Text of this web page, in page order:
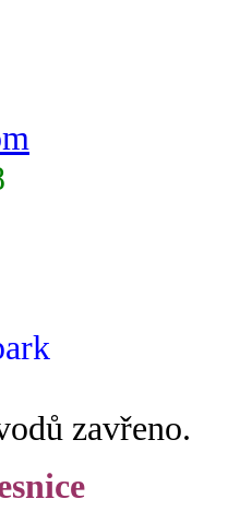
zavřeno.